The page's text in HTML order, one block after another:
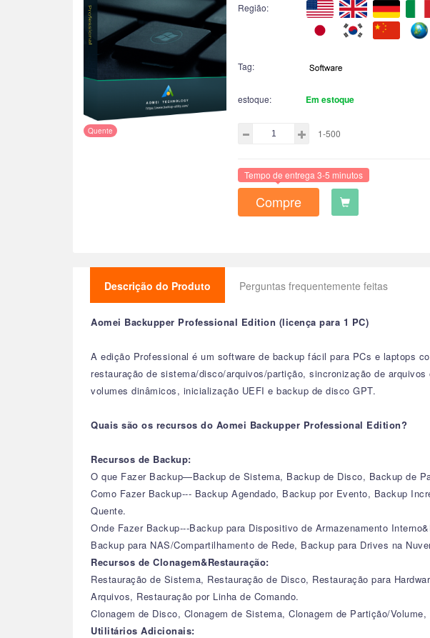
Quente
Região:
Tag:
estoque: Em estoque
1-500
Tempo de entrega 3-5 minutos
Compre
Descrição do Produto Perguntas frequentemente feitas
Aomei Backupper Professional Edition (licença para 1 PC)
A edição Professional é um software de backup fácil para PCs e laptops
restauração de sistema/disco/arquivos/partição, sincronização de
volumes dinâmicos, inicialização UEFI e backup de disco GPT.
Quais são os recursos do Aomei Backupper Professional Edition?
Recursos de Backup:
O que Fazer Backup—Backup de Sistema, Backup de Disco, Backup de
Como Fazer Backup--- Backup Agendado, Backup por Evento, Backup
Quente.
Onde Fazer Backup---Backup para Dispositivo de Armazenamento
Backup para NAS/Compartilhamento de Rede, Backup para Drives na
Recursos de Clonagem&Restauração:
Restauração de Sistema, Restauração de Disco, Restauração para
Arquivos, Restauração por Linha de Comando.
Clonagem de Disco, Clonagem de Sistema, Clonagem de Partição/
Utilitários Adicionais: